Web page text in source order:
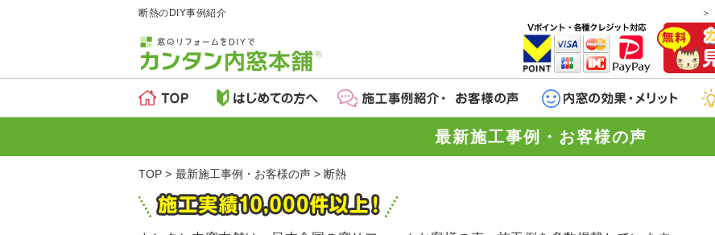
断熱のDIY事例紹介
最新施工事例・お客様の声
TOP 最新施工事例・お客様の声 断熱